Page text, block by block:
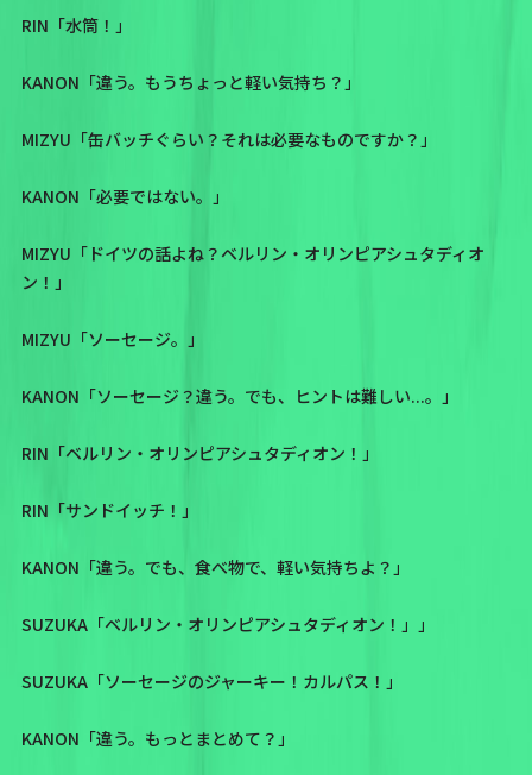
RIN「水筒！」
KANON「違う。もうちょっと軽い気持ち？」
MIZYU「缶バッチぐらい？それは必要なものですか？」
KANON「必要ではない。」
MIZYU「ドイツの話よね？ベルリン・オリンピアシュタディオ
ン！」
MIZYU「ソーセージ。」
KANON「ソーセージ？違う。でも、ヒントは難しい...。」
RIN「ベルリン・オリンピアシュタディオン！」
RIN「サンドイッチ！」
KANON「違う。でも、食べ物で、軽い気持ちよ？」
SUZUKA「ベルリン・オリンピアシュタディオン！」」
SUZUKA「ソーセージのジャーキー！カルパス！」
KANON「違う。もっとまとめて？」